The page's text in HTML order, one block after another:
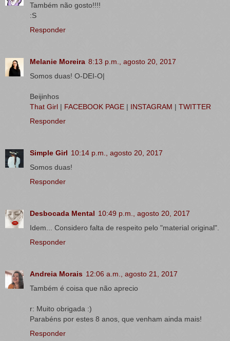
Também não gosto!!!!
:S
Responder
Melanie Moreira 8:13 p.m., agosto 20, 2017
Somos duas! O-DEI-O|
Beijinhos
That Girl | FACEBOOK PAGE | INSTAGRAM | TWITTER
Responder
Simple Girl 10:14 p.m., agosto 20, 2017
Somos duas!
Responder
Desbocada Mental 10:49 p.m., agosto 20, 2017
Idem... Considero falta de respeito pelo "material original".
Responder
Andreia Morais 12:06 a.m., agosto 21, 2017
Também é coisa que não aprecio
r: Muito obrigada :)
Parabéns por estes 8 anos, que venham ainda mais!
Responder